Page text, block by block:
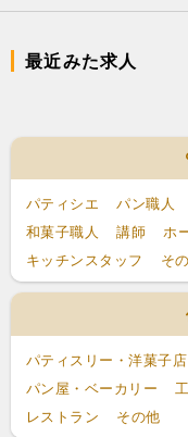
最近みた求人
パティシエ パン職人
和菓子職人
講師 ホ
キッチンスタッフ
そ
パティスリー・洋菓子店
パン屋・ベーカリー
レストラン
その他